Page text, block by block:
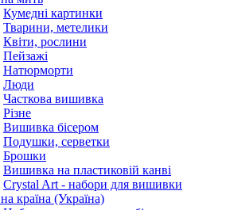
Кумедні картинки
Тварини, метелики
Квіти, рослини
Пейзажі
Натюрморти
Люди
Часткова вишивка
Різне
Вишивка бісером
Подушки, серветки
Брошки
Вишивка на пластиковій канві
Crystal Art - набори для вишивки
країна (Україна)